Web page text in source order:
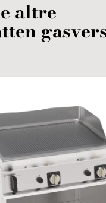
altre